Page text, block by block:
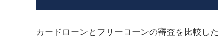
カードローンとフリーローンの審査を比較し